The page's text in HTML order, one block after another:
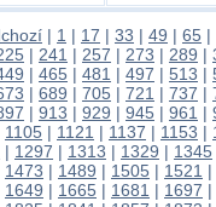
| 1 | 17 | 33 | 49 | 65 |
| 241 | 257 | 273 | 289 |
| 465 | 481 | 497 | 513 |
| 689 | 705 | 721 | 737 |
| 913 | 929 | 945 | 961 |
1105 | 1121 | 1137 | 1153 |
| 1297 | 1313 | 1329 | 1345
1473 | 1489 | 1505 | 1521 |
1649 | 1665 | 1681 | 1697 |